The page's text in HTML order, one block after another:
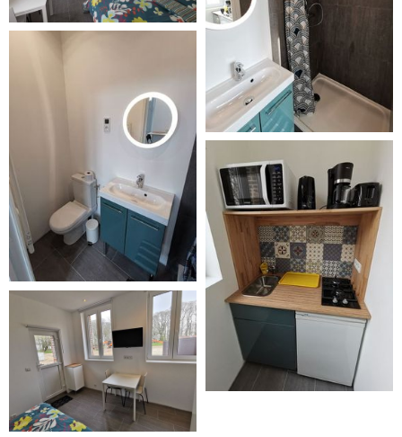
MANOIR DES CARREAUX
STUDIO LA
LAITERIE
MANOIR DES CARREAUX
STUDIO LA
LAITERIE
MANOIR DES CARREAUX